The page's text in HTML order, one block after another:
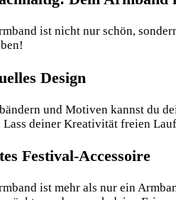
ist nicht nur schön,
Design
und Motiven kannst du
Lass deiner Kreativität freien
Festival-Accessoire
ist mehr als nur ein